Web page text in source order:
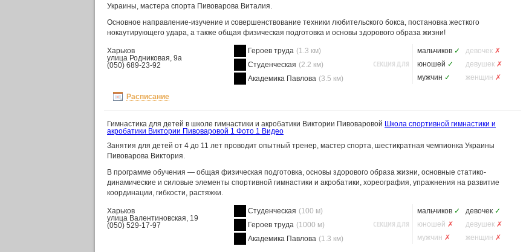
Украины, мастера спорта Пивоварова Виталия.
Основное направление-изучение и совершенствование техники любительского бокса, постановка жесткого
нокаутирующего удара, а также общая физическая подготовка и основы здорового образа жизни!
Харьков
улица Родниковая, 9а
(050) 689-23-92
Героев труда (1.3 км)
Студенческая (2.2 км)
Академика Павлова (3.5 км)
СЕКЦИЯ ДЛЯ
мальчиков ✓ девочек ✗
юношей ✓ девушек ✗
мужчин ✓ женщин ✗
Расписание
Гимнастика для детей в школе гимнастики и акробатики Виктории Пивоваровой Школа спортивной гимнастики и
акробатики Виктории Пивоваровой 1 Фото 1 Видео
Занятия для детей от 4 до 11 лет проводит опытный тренер, мастер спорта, шестикратная чемпионка Украины
Пивоварова Виктория.
В программе обучения — общая физическая подготовка, основы здорового образа жизни, основные статико-
динамические и силовые элементы спортивной гимнастики и акробатики, хореография, упражнения на развитие
координации, гибкости, растяжки.
Харьков
улица Валентиновская, 19
(050) 529-17-97
Студенческая (100 м)
Героев труда (1000 м)
Академика Павлова (1.3 км)
СЕКЦИЯ ДЛЯ
мальчиков ✓ девочек ✓
юношей ✗ девушек ✗
мужчин ✗ женщин ✗